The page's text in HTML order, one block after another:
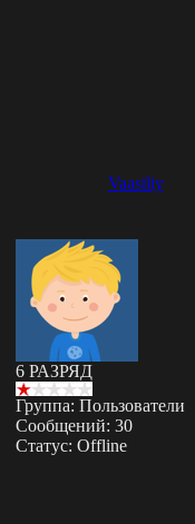
Vaasiliy
6 РАЗРЯД
Группа: Пользователи
Сообщений: 30
Статус: Offline